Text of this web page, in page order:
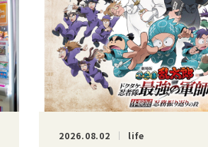
2026.08.02 life